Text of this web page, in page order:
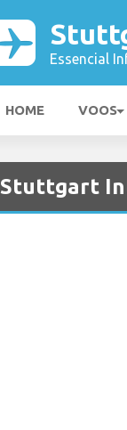
Essencial
HOME VOOS
Stuttgart